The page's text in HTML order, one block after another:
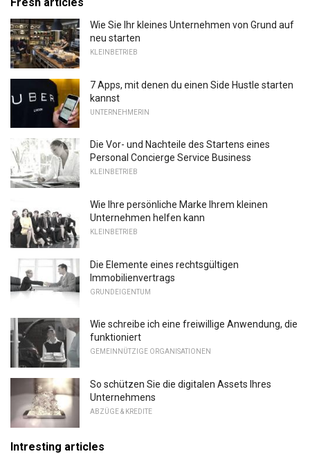
Wie Sie Ihr kleines Unternehmen von Grund auf
neu starten
KLEINBETRIEB
7 Apps, mit denen du einen Side Hustle starten
kannst
UNTERNEHMERIN
Die Vor- und Nachteile des Startens eines
Personal Concierge Service Business
KLEINBETRIEB
Wie Ihre persönliche Marke Ihrem kleinen
Unternehmen helfen kann
KLEINBETRIEB
Die Elemente eines rechtsgültigen
Immobilienvertrags
GRUNDEIGENTUM
Wie schreibe ich eine freiwillige Anwendung, die
funktioniert
GEMEINNÜTZIGE ORGANISATIONEN
So schützen Sie die digitalen Assets Ihres
Unternehmens
ABZÜGE & KREDITE
Intresting articles